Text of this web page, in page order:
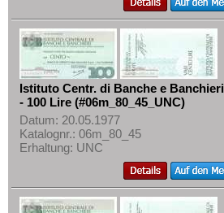
Istituto Centr. di Banche e Banchieri
- 100 Lire (#06m_80_45_UNC)
Datum: 20.05.1977
Katalognr.: 06m_80_45
Erhaltung: UNC